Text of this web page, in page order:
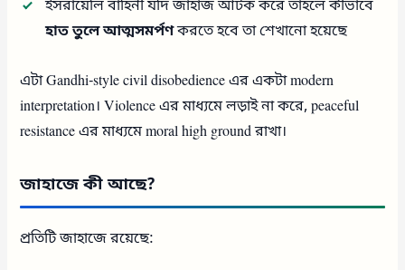
ইসরায়েলি বাহিনী যদি জাহাজ আটক করে তাহলে কীভাবে
হাত তুলে আত্মসমর্পণকরতে হবে তা শেখানো হয়েছে
এটা Gandhi-style civil disobedience এর একটা modern
interpretation। Violence এর মাধ্যমে লড়াই না করে, peaceful
resistance এর মাধ্যমে moral high ground রাখা।
জাহাজে কী আছে?
প্রতিটি জাহাজে রয়েছে: